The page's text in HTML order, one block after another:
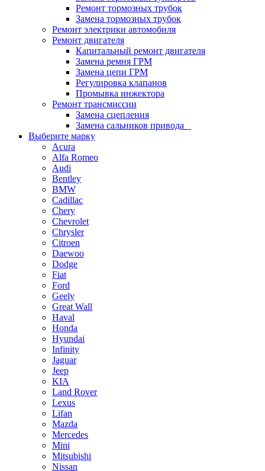
Ремонт тормозных трубок
Замена тормозных трубок
Ремонт электрики автомобиля
Ремонт двигателя
Капитальный ремонт двигателя
Замена ремня ГРМ
Замена цепи ГРМ
Регулировка клапанов
Промывка инжектора
Ремонт трансмиссии
Замена сцепления
Замена сальников привода
Выберите марку
Acura
Alfa Romeo
Audi
Bentley
BMW
Cadillac
Chery
Chevrolet
Chrysler
Citroen
Daewoo
Dodge
Fiat
Ford
Geely
Great Wall
Haval
Honda
Hyundai
Infinity
Jaguar
Jeep
KIA
Land Rover
Lexus
Lifan
Mazda
Mercedes
Mini
Mitsubishi
Nissan